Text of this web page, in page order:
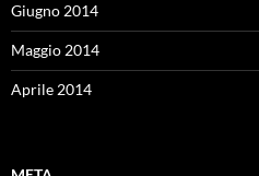
Giugno 2014
Maggio 2014
Aprile 2014